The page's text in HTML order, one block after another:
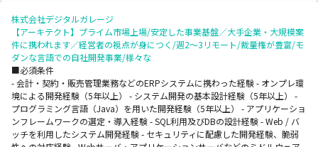
株式会社デジタルガレージ
【アーキテクト】プライム市場上場/安定した事業基盤／大手企業・大規模案
件に携われます／経営者の視点が身につく/週2～3リモート/裁量権が豊富/モ
ダンな言語での自社開発事業/様々な
■必須条件
- 会計・契約・販売管理業務などのERPシステムに携わった経験 - オンプレ環
境による開発経験（5年以上） - システム開発の基本設計経験（5年以上） -
プログラミング言語（Java）を用いた開発経験（5年以上） - アプリケーショ
ンフレームワークの選定・導入経験 - SQL利用及びDBの設計経験 - Web / バ
ッチを利用したシステム開発経験 - セキュリティに配慮した開発経験、脆弱